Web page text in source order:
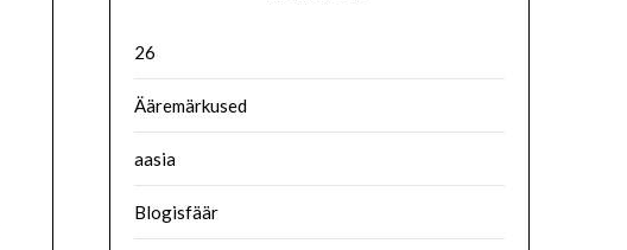
26
Ääremärkused
aasia
Blogisfäär